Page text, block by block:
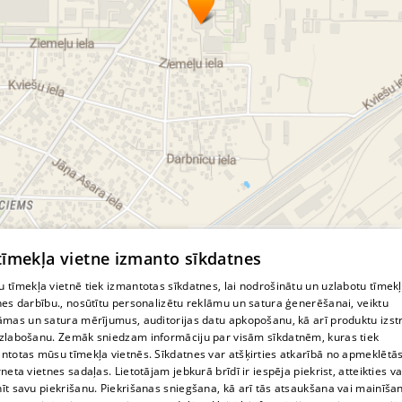
© MapTiler© OpenStreetMap contributors
vietne izmanto sīkdatnes
tīmekļa vietnē tiek izmantotas sīkdatnes, lai nodrošinātu un uzlabotu
darbību., nosūtītu personalizētu reklāmu un satura ģenerēšanai, veiktu
un satura mērījumus, auditorijas datu apkopošanu, kā arī produktu
Zemāk sniedzam informāciju par visām sīkdatnēm, kuras tiek
mūsu tīmekļa vietnēs. Sīkdatnes var atšķirties atkarībā no
vietnes sadaļas. Lietotājam jebkurā brīdī ir iespēja piekrist, atteikties
savu piekrišanu. Piekrišanas sniegšana, kā arī tās atsaukšana vai